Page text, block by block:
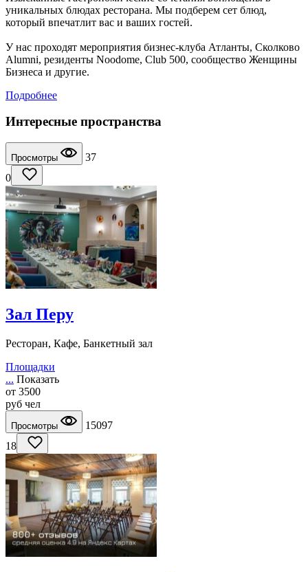
уникальных блюдах ресторана. Мы подберем сет блюд,
который впечатлит вас и ваших гостей.
У нас проходят мероприятия бизнес-клуба Атланты, Сколково
Аlumni, резиденты Noodome, Club 500, сообщество Женщины
Бизнеса и другие.
Подробнее
Интересные пространства
Просмотры
37
0
Зал Перу
Ресторан, Кафе, Банкетный зал
Площадки
... Показать
от 3500
руб чел
Просмотры
15097
18